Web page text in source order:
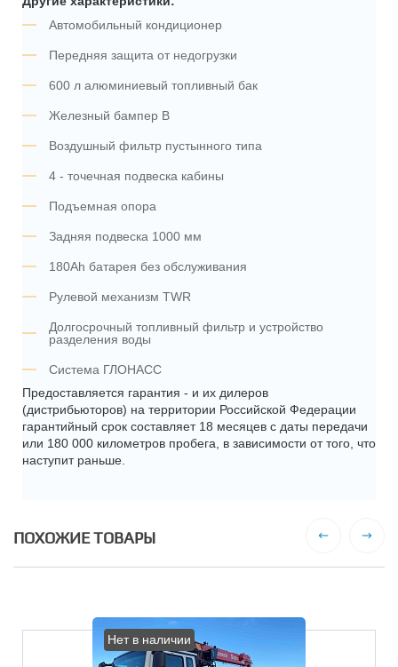
Автомобильный кондиционер
Передняя защита от недогрузки
600 л алюминиевый топливный бак
Железный бампер В
Воздушный фильтр пустынного типа
4 - точечная подвеска кабины
Подъемная опора
Задняя подвеска 1000 мм
180Ah батарея без обслуживания
Рулевой механизм TWR
Долгосрочный топливный фильтр и устройство
разделения воды
Система ГЛОНАСС
Предоставляется гарантия - и их дилеров
(дистрибьюторов) на территории Российской Федерации
гарантийный срок составляет 18 месяцев с даты передачи
или 180 000 километров пробега, в зависимости от того, что
наступит раньше.
ПОХОЖИЕ ТОВАРЫ
Нет в наличии